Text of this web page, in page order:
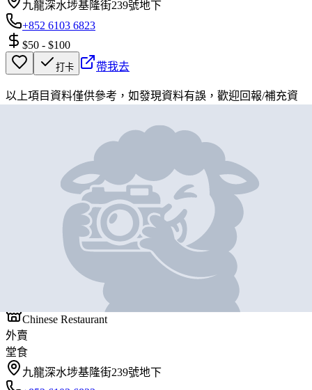
九龍深水埗基隆街239號地下
+852 6103 6823
$50 - $100
打卡 帶我去
以上項目資料僅供參考，如發現資料有誤，歡迎回報/補充資
明發茶室
Chinese Restaurant
外賣
堂食
九龍深水埗基隆街239號地下